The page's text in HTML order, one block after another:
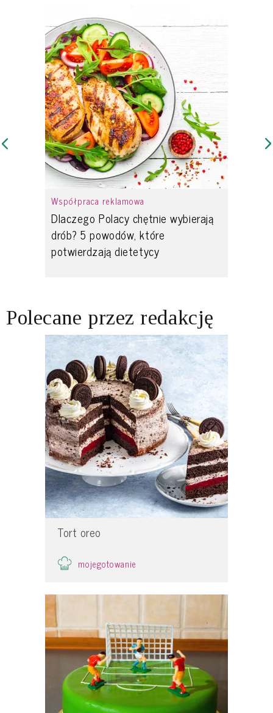
Współpraca reklamowa
Dlaczego Polacy chętnie wybierają
drób? 5 powodów, które
potwierdzają dietetycy
Polecane przez redakcję
Tort oreo
mojegotowanie